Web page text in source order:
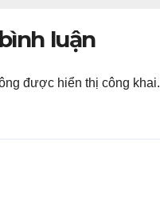
luận
được hiển thị công khai.